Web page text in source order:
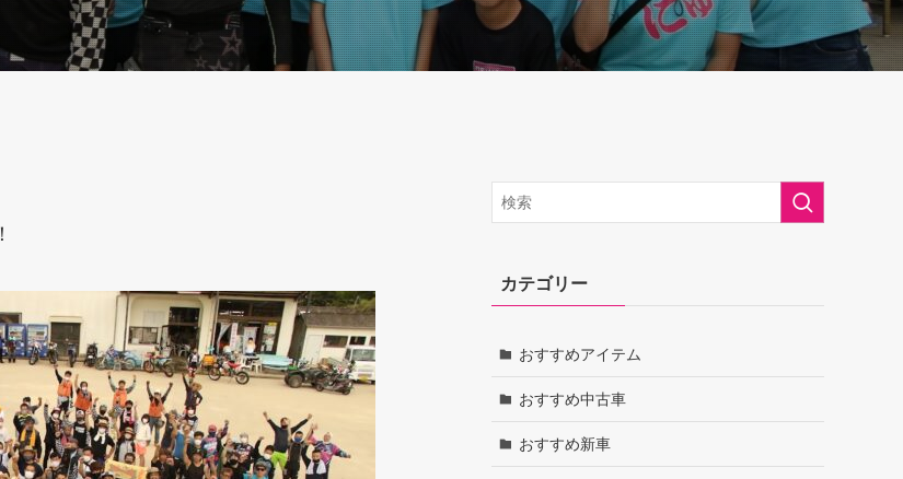
カテゴリー
おすすめアイテム
おすすめ中古車
おすすめ新車